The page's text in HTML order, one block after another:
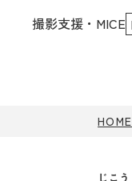
撮影支援・MICE
HOME